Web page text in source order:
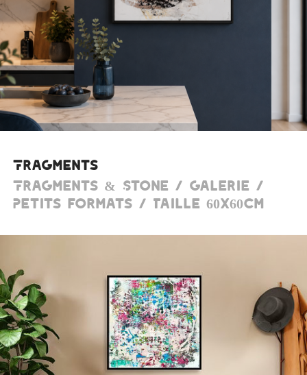
Fragments
Fragments & Stone / Galerie /
Petits formats / Taille 60x60cm